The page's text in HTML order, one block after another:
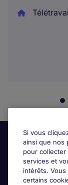
Si vous
ainsi que nos
pour
services et
intérêts.
certains